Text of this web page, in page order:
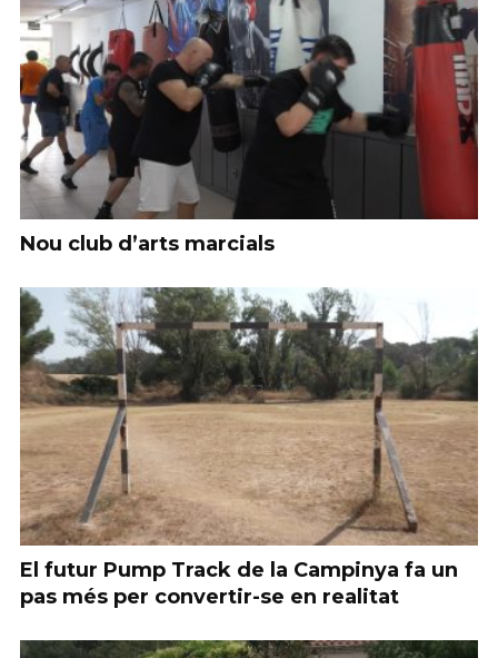
Nou club d’arts marcials
El futur Pump Track de la Campinya fa un
pas més per convertir-se en realitat